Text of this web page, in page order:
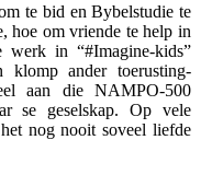
te bid en Bybelstudie te
hoe om vriende te help in
in “#Imagine-kids”
ander toerusting-
aan die NAMPO-500
se geselskap. Op vele
nog nooit soveel liefde